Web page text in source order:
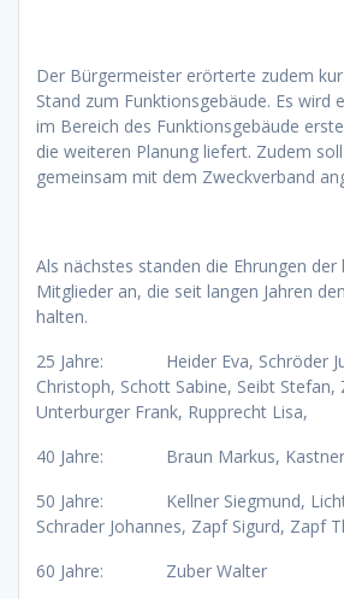
Der Bürgermeister erörterte zudem
Stand zum Funktionsgebäude. Es wird
im Bereich des Funktionsgebäude
die weiteren Planung liefert. Zudem
gemeinsam mit dem Zweckverband
Als nächstes standen die Ehrungen der
Mitglieder an, die seit langen Jahren
halten.
25 Jahre: Heider Eva, Schröder
Christoph, Schott Sabine, Seibt Stefan,
Unterburger Frank, Rupprecht Lisa,
40 Jahre: Braun Markus, Kastner
50 Jahre: Kellner Siegmund,
Schrader Johannes, Zapf Sigurd, Zapf
60 Jahre: Zuber Walter